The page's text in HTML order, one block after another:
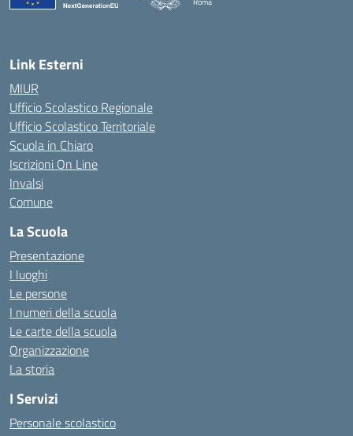
Link Esterni
MIUR
Ufficio Scolastico Regionale
Ufficio Scolastico Territoriale
Scuola in Chiaro
Iscrizioni On Line
Invalsi
Comune
La Scuola
Presentazione
I luoghi
Le persone
I numeri della scuola
Le carte della scuola
Organizzazione
La storia
I Servizi
Personale scolastico